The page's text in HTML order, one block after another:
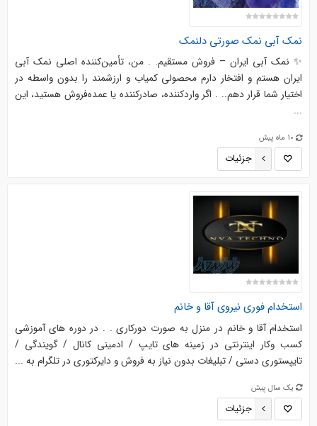
نمک آبی نمک صورتی دلنمک
✨ نمک آبی ایران – فروش مستقیم. . من، تأمین‌کننده اصلی نمک آبی
ایران هستم و افتخار دارم محصولی کمیاب و ارزشمند را بدون واسطه در
اختیار شما قرار دهم.. . اگر واردکننده، صادرکننده یا عمده‌فروش هستید، این
...
10 ماه پیش
جزئیات
استخدام فوری نیروی آقا و خانم
استخدام آقا و خانم در منزل به صورت دورکاری . . در دوره های آموزشی
کسب وکار اینترنتی در زمینه های تایپ / ادمینی کانال / گویندگی /
تایپستوری دستی / تبلیغات بدون نیاز به فروش و دایرکتوری در تلگرام به ...
یک سال پیش
جزئیات